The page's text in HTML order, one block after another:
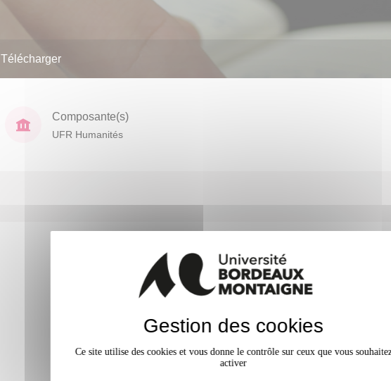
Télécharger
Composante(s)
UFR Humanités
Semestre 4
Gestion des cookies
Ce site utilise des cookies et vous donne le contrôle sur ceux que vous
activer